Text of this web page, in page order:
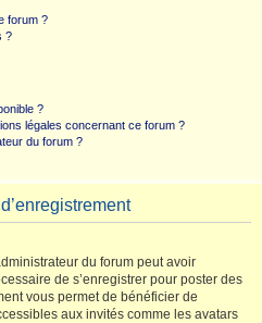
forum ?
?
?
légales concernant ce forum ?
du forum ?
du forum peut avoir
de s’enregistrer pour poster des
vous permet de bénéficier de
aux invités comme les avatars